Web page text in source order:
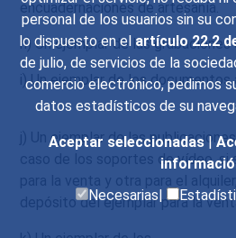
personal de los usuarios sin su
lo dispuesto en elartículo 22.2
de julio, de servicios de la
comercio electrónico, pedimos
datos estadísticos de su
Aceptar seleccionadas|
Necesarias|
encuadernaciones de artesanía.
h) Un ejemplar de las grabaciones
i) Un ejemplar de los documentos
j) Un ejemplar de las
caso de los soportes de vídeo, si
para la venta y otra para el
depósito del ejemplar para la